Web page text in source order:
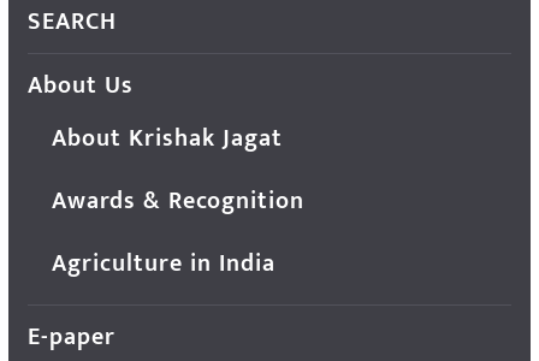
SEARCH
About Us
About Krishak Jagat
Awards & Recognition
Agriculture in India
E-paper